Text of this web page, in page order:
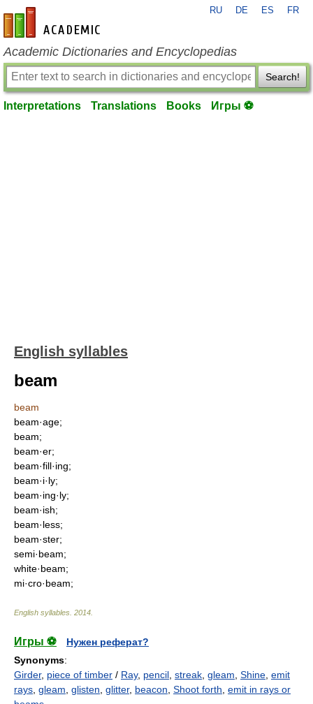
en-academic.com
RU DE ES FR
Academic Dictionaries and Encyclopedias
Search!
Interpretations Translations Books Игры ⚽
English syllables
beam
beam
beam·age;
beam;
beam·er;
beam·fill·ing;
beam·i·ly;
beam·ing·ly;
beam·ish;
beam·less;
beam·ster;
semi·beam;
white·beam;
mi·cro·beam;
English syllables 2014
Игры ⚽
Нужен реферат?
Synonyms:
Girder, piece of timber / Ray, pencil streak gleam Shine emit
rays gleam glisten glitter, beacon Shoot forth emit in rays or